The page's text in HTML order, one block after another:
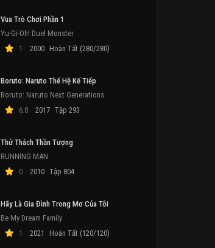
Phi Vụ Chung Cư
Vua Trò Chơi Phần 1
Yu-Gi-Oh! Duel Monster
1
2000 Hoàn Tất (280/280)
Boruto: Naruto Thế Hệ Kế Tiếp
Boruto: Naruto Next Generations
6.8
2017 Tập 293
Thử Thách Thần Tượng
RUNNING MAN
0
2010 Tập 804
Hãy Là Gia Đình Trong Mơ Của Tôi
Be My Dream Family
1
2021 Hoàn Tất (120/120)